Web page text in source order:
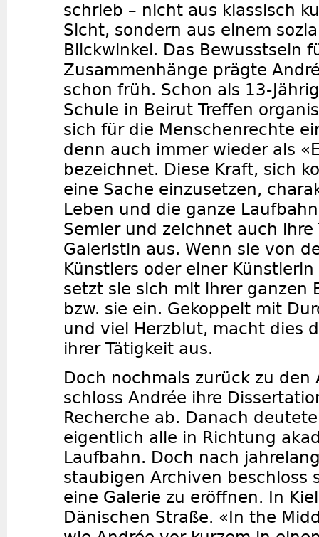
schrieb – nicht aus klassisch
Sicht, sondern aus einem
Blickwinkel. Das Bewusstsein
Zusammenhänge prägte
schon früh. Schon als 13-
Schule in Beirut Treffen
sich für die Menschenrechte
denn auch immer wieder als
bezeichnet. Diese Kraft, sich
eine Sache einzusetzen,
Leben und die ganze
Semler und zeichnet auch ihre
Galeristin aus. Wenn sie von
Künstlers oder einer
setzt sie sich mit ihrer ganzen
bzw. sie ein. Gekoppelt mit
und viel Herzblut, macht dies
ihrer Tätigkeit aus.
Doch nochmals zurück zu
schloss Andrée ihre
Recherche ab. Danach
eigentlich alle in Richtung
Laufbahn. Doch nach
staubigen Archiven beschloss
eine Galerie zu eröffnen. In
Dänischen Straße. «In the